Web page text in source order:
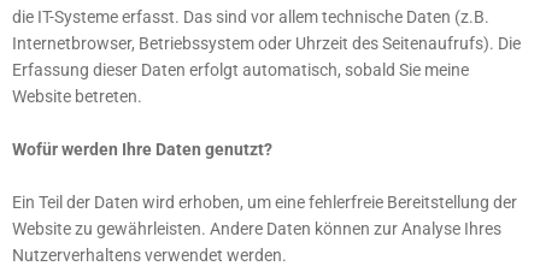
die IT-Systeme erfasst. Das sind vor allem technische Daten (z.B.
Internetbrowser, Betriebssystem oder Uhrzeit des Seitenaufrufs). Die
Erfassung dieser Daten erfolgt automatisch, sobald Sie meine
Website betreten.
Wofür werden Ihre Daten genutzt?
Ein Teil der Daten wird erhoben, um eine fehlerfreie Bereitstellung der
Website zu gewährleisten. Andere Daten können zur Analyse Ihres
Nutzerverhaltens verwendet werden.